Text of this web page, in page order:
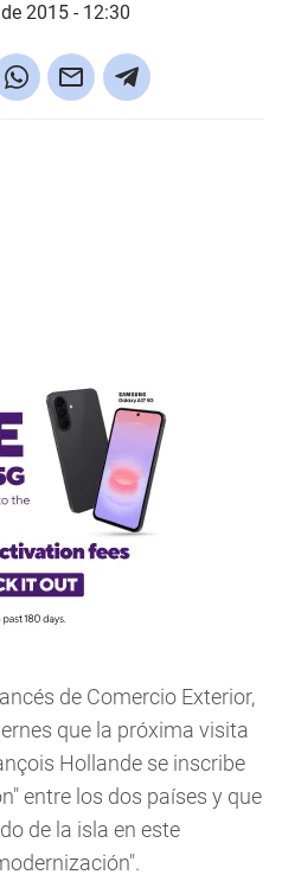
2015 - 12:30
de Comercio Exterior,
que la próxima visita
Hollande se inscribe
entre los dos países y que
de la isla en este